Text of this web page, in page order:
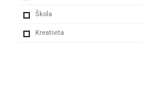
Škola
Kreativita